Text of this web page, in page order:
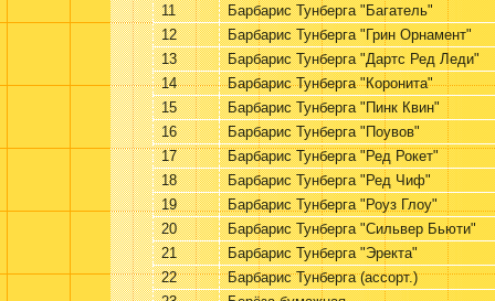
11
Барбарис Тунберга "Багатель"
12
Барбарис Тунберга "Грин Орнамент"
13
Барбарис Тунберга "Дартс Ред Леди"
14
Барбарис Тунберга "Коронита"
15
Барбарис Тунберга "Пинк Квин"
16
Барбарис Тунберга "Поувов"
17
Барбарис Тунберга "Ред Рокет"
18
Барбарис Тунберга "Ред Чиф"
19
Барбарис Тунберга "Роуз Глоу"
20
Барбарис Тунберга "Сильвер Бьюти"
21
Барбарис Тунберга "Эректа"
22
Барбарис Тунберга (ассорт.)